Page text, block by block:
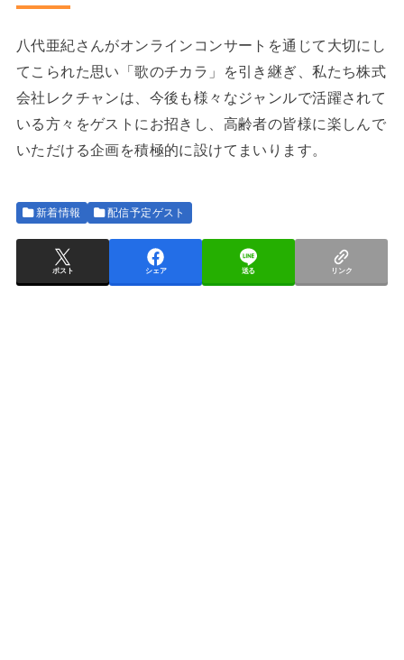
八代亜紀さんがオンラインコンサートを通じて大切にし
てこられた思い「歌のチカラ」を引き継ぎ、私たち株式
会社レクチャンは、今後も様々なジャンルで活躍されて
いる方々をゲストにお招きし、高齢者の皆様に楽しんで
いただける企画を積極的に設けてまいります。
新着情報 配信予定ゲスト
ポスト シェア 送る リンク